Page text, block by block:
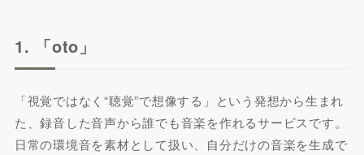
1. 「oto」
「視覚ではなく“聴覚”で想像する」という発想から生まれ
た、録音した音声から誰でも音楽を作れるサービスです。
日常の環境音を素材として扱い、自分だけの音楽を生成で